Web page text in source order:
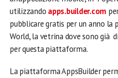
utilizzando apps.builder.com
pubblicare gratis per un anno la
World, la vetrina dove sono già
per questa piattaforma.
La piattaforma AppsBuilder